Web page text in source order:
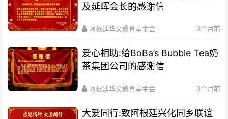
及延晖会长的感谢信
阿根廷华文教育基金会 3个月前
爱心相助:给BoBa’s Bubble Tea奶
茶集团公司的感谢信
阿根廷华文教育基金会 3个月前
大爱同行:致阿根廷兴化同乡联谊